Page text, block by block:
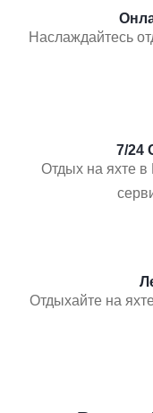
Наслаждайтесь
7/24
Отдых на яхте в
Отдыхайте на